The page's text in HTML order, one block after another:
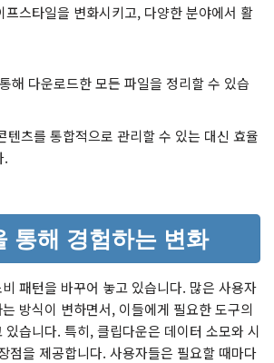
프스타일을 변화시키고, 다양한 분야에서 활
해 다운로드한 모든 파일을 정리할 수 있습
텐츠를 통합적으로 관리할 수 있는 대신 효율
.
통해 경험하는 변화
패턴을 바꾸어 놓고 있습니다. 많은 사용자
방식이 변하면서, 이들에게 필요한 도구의
습니다. 특히, 클립다운은 데이터 소모와 시
점을 제공합니다. 사용자들은 필요할 때마다